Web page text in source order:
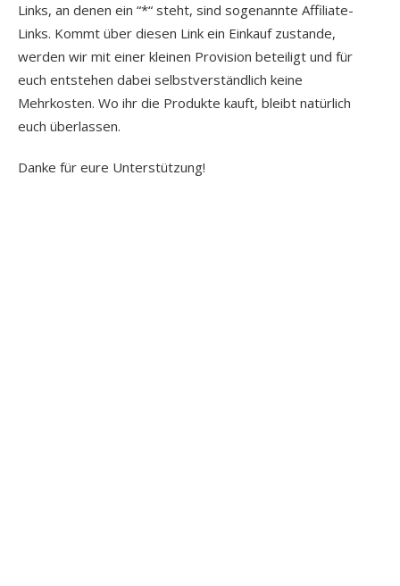
Links, an denen ein “*“ steht, sind sogenannte Affiliate-
Links. Kommt über diesen Link ein Einkauf zustande,
werden wir mit einer kleinen Provision beteiligt und für
euch entstehen dabei selbstverständlich keine
Mehrkosten. Wo ihr die Produkte kauft, bleibt natürlich
euch überlassen.
Danke für eure Unterstützung!